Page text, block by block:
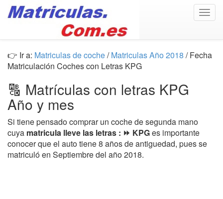
👉 Ir a: Matriculas de coche/Matriculas Año 2018 / Fecha
Matriculación Coches con Letras KPG
🔠 Matrículas con letras KPG
Año y mes
Si tiene pensado comprar un coche de segunda mano
cuya matricula lleve las letras : ⏩ KPGes importante
conocer que el auto tiene 8 años de antiguedad, pues se
matriculó en Septiembre del año 2018.